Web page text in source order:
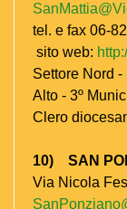
tel. e fax 06-
sito web:
Settore Nord
Alto - 3º
Clero
10) SAN
Via Nicola